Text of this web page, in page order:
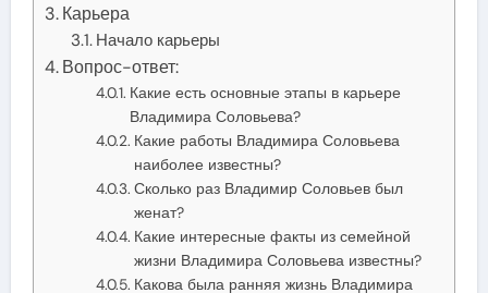
Карьера
Начало карьеры
Вопрос-ответ:
Какие есть основные этапы в карьере
Владимира Соловьева?
Какие работы Владимира Соловьева
наиболее известны?
Сколько раз Владимир Соловьев был
женат?
Какие интересные факты из семейной
жизни Владимира Соловьева известны?
Какова была ранняя жизнь Владимира